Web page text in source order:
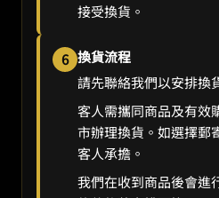
接受換貨。
6 換貨流程
請先聯絡我們以安排換
客人需攜同商品及有效
市辦理換貨。如選擇郵
客人承擔。
我們在收到商品後會進